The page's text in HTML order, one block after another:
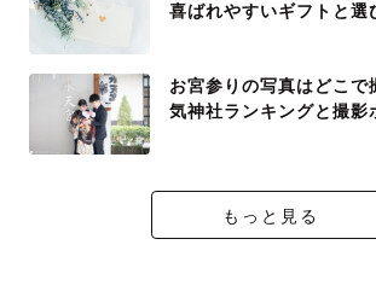
喜ばれやすいギフトと選
お宮参りの写真はどこで
気神社ランキングと撮影
もっと見る